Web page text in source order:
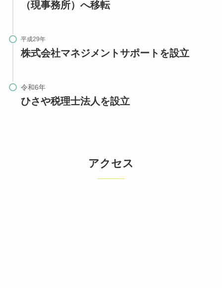
（現事務所）へ移転
平成29年
株式会社マネジメントサポートを設⽴
ひさや税理士法人を設立
アクセス